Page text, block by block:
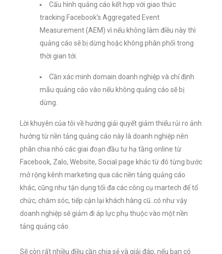
Cấu hình quảng cáo kết hợp với giao thức
tracking Facebook’s Aggregated Event
Measurement (AEM) vì nếu không làm điều này thì
quảng cáo sẽ bị dừng hoặc không phân phối trong
thời gian tới.
Cần xác minh domain doanh nghiệp và chỉ định
mẫu quảng cáo vào nếu không quảng cáo sẽ bị
dừng.
Lời khuyên của tôi về hướng giải quyết giảm thiểu rủi ro ảnh
hưởng từ nền tảng quảng cáo này là doanh nghiệp nên
phân chia nhỏ các giai đoạn đầu tư hạ tầng online từ
Facebook, Zalo, Website, Social page khác từ đó từng bước
mở rộng kênh marketing qua các nền tảng quảng cáo
khác, cũng như tận dụng tối đa các công cụ martech để tổ
chức, chăm sóc, tiếp cận lại khách hàng cũ..có như vậy
doanh nghiệp sẽ giảm đi áp lực phụ thuộc vào một nền
tảng quảng cáo.
Sẽ còn rất nhiều điều cần chia sẻ và giải đáp, nếu bạn có